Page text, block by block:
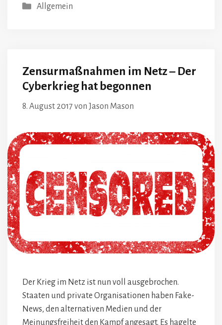
Kategorien
Allgemein
Zensurmaßnahmen im Netz – Der
Cyberkrieg hat begonnen
8. August 2017 von Jason Mason
Der Krieg im Netz ist nun voll ausgebrochen.
Staaten und private Organisationen haben Fake-
News, den alternativen Medien und der
Meinungsfreiheit den Kampf angesagt. Es hagelte